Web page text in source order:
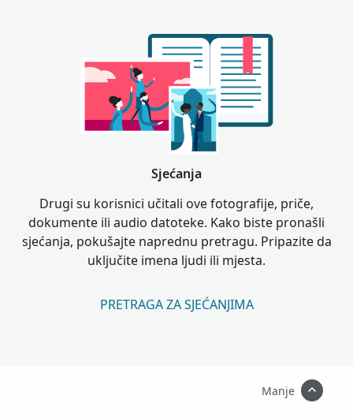
Sjećanja
Drugi su korisnici učitali ove fotografije, priče,
dokumente ili audio datoteke. Kako biste pronašli
sjećanja, pokušajte naprednu pretragu. Pripazite da
uključite imena ljudi ili mjesta.
PRETRAGA ZA SJEĆANJIMA
Manje